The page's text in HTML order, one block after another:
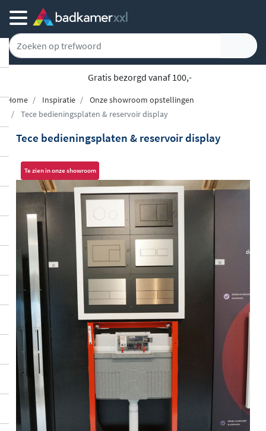
Gratis bezorgd vanaf 100,-
Home Inspiratie
Onze showroom opstellingen
Tece bedieningsplaten & reservoir display
Tece bedieningsplaten & reservoir display
Te zien in onze showroom